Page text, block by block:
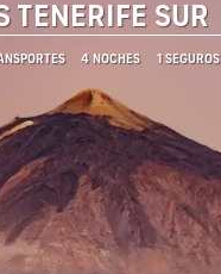
TENERIFE SUR
4 NOCHES 1 SEGUROS